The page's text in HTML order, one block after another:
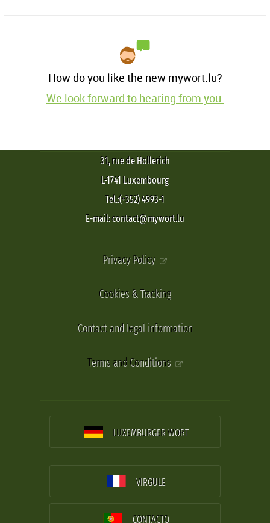
How do you like the new mywort.lu?
We look forward to hearing from you.
31, rue de Hollerich
L-1741 Luxembourg
Tel.:(+352) 4993-1
E-mail: contact@mywort.lu
Privacy Policy
Cookies & Tracking
Contact and legal information
Terms and Conditions
LUXEMBURGER WORT
VIRGULE
CONTACTO